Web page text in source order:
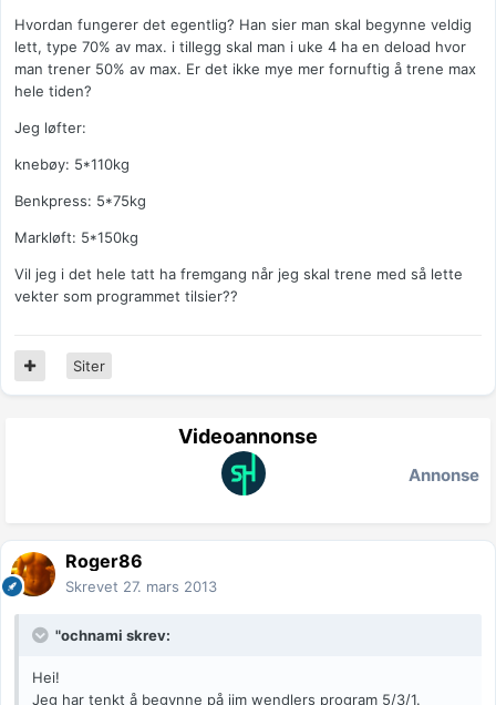
Hvordan fungerer det egentlig? Han sier man skal begynne veldig
lett, type 70% av max. i tillegg skal man i uke 4 ha en deload hvor
man trener 50% av max. Er det ikke mye mer fornuftig å trene max
hele tiden?
Jeg løfter:
knebøy: 5*110kg
Benkpress: 5*75kg
Markløft: 5*150kg
Vil jeg i det hele tatt ha fremgang når jeg skal trene med så lette
vekter som programmet tilsier??
Siter
Videoannonse
Annonse
Roger86
Skrevet 27. mars 2013
"ochnami skrev:
Hei!
Jeg har tenkt å begynne på jim wendlers program 5/3/1.